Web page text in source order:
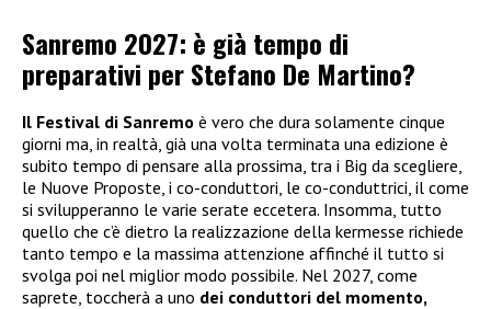
Sanremo 2027: è già tempo di
preparativi per Stefano De Martino?
Il Festival di Sanremo è vero che dura solamente cinque
giorni ma, in realtà, già una volta terminata una edizione è
subito tempo di pensare alla prossima, tra i Big da scegliere,
le Nuove Proposte, i co-conduttori, le co-conduttrici, il come
si svilupperanno le varie serate eccetera. Insomma, tutto
quello che c’è dietro la realizzazione della kermesse richiede
tanto tempo e la massima attenzione affinché il tutto si
svolga poi nel miglior modo possibile. Nel 2027, come
saprete, toccherà a uno dei conduttori del momento,